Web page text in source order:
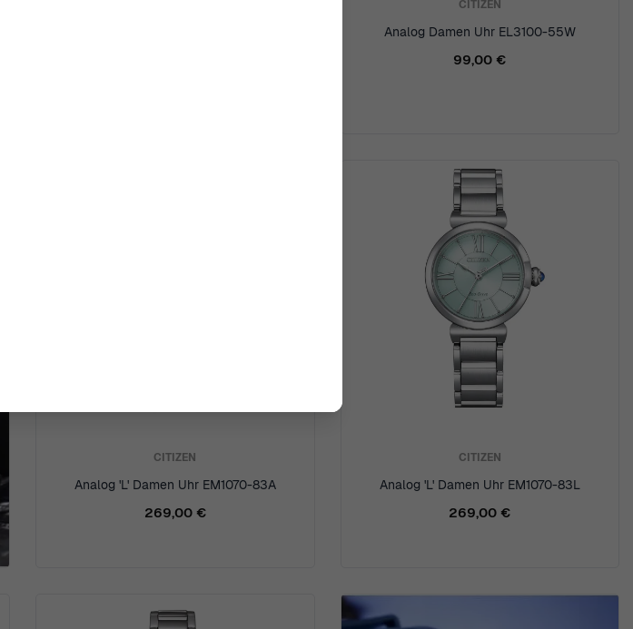
CITIZEN
Analog Damen Uhr EL3100-55W
99,00 €
CITIZEN
Analog 'L' Damen Uhr EM1070-83A
269,00 €
CITIZEN
Analog 'L' Damen Uhr EM1070-83L
269,00 €